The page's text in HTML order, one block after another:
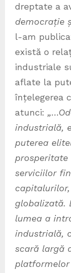
dreptate a
democrație
l-am
există o
industriale
aflate la
înțelegerea
atunci:
industrială,
puterea
prosperitate
serviciilor
globalizată.
lumea a
industrială,
scară largă